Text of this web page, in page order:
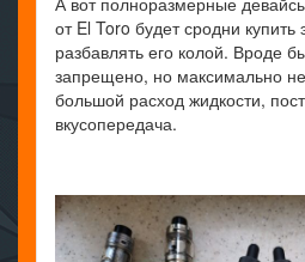
от El Toro будет сродни купить
разбавлять его колой. Вроде
запрещено, но максимально
большой расход жидкости,
вкусопередача.